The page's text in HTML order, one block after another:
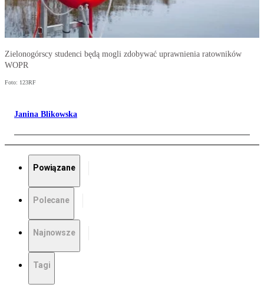
Zielonogórscy studenci będą mogli zdobywać uprawnienia ratowników
WOPR
Foto: 123RF
Janina Blikowska
Powiązane
Polecane
Najnowsze
Tagi